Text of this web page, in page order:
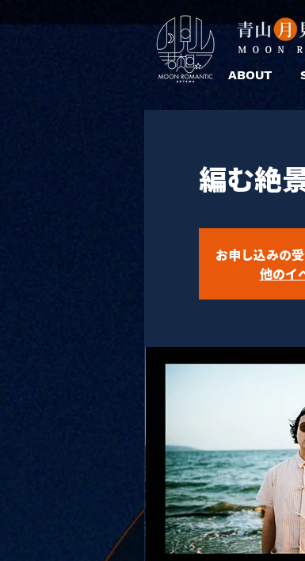
ABOUT
編む絶
お申し込みの
他のイ